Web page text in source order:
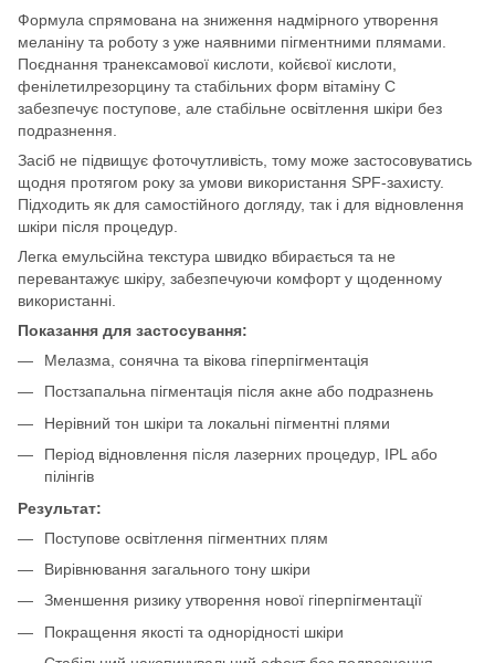
Формула спрямована на зниження надмірного утворення
меланіну та роботу з уже наявними пігментними плямами.
Поєднання транексамової кислоти, койєвої кислоти,
фенілетилрезорцину та стабільних форм вітаміну С
забезпечує поступове, але стабільне освітлення шкіри без
подразнення.
Засіб не підвищує фоточутливість, тому може застосовуватись
щодня протягом року за умови використання SPF-захисту.
Підходить як для самостійного догляду, так і для відновлення
шкіри після процедур.
Легка емульсійна текстура швидко вбирається та не
перевантажує шкіру, забезпечуючи комфорт у щоденному
використанні.
Показання для застосування:
Мелазма, сонячна та вікова гіперпігментація
Постзапальна пігментація після акне або подразнень
Нерівний тон шкіри та локальні пігментні плями
Період відновлення після лазерних процедур, IPL або
пілінгів
Результат:
Поступове освітлення пігментних плям
Вирівнювання загального тону шкіри
Зменшення ризику утворення нової гіперпігментації
Покращення якості та однорідності шкіри